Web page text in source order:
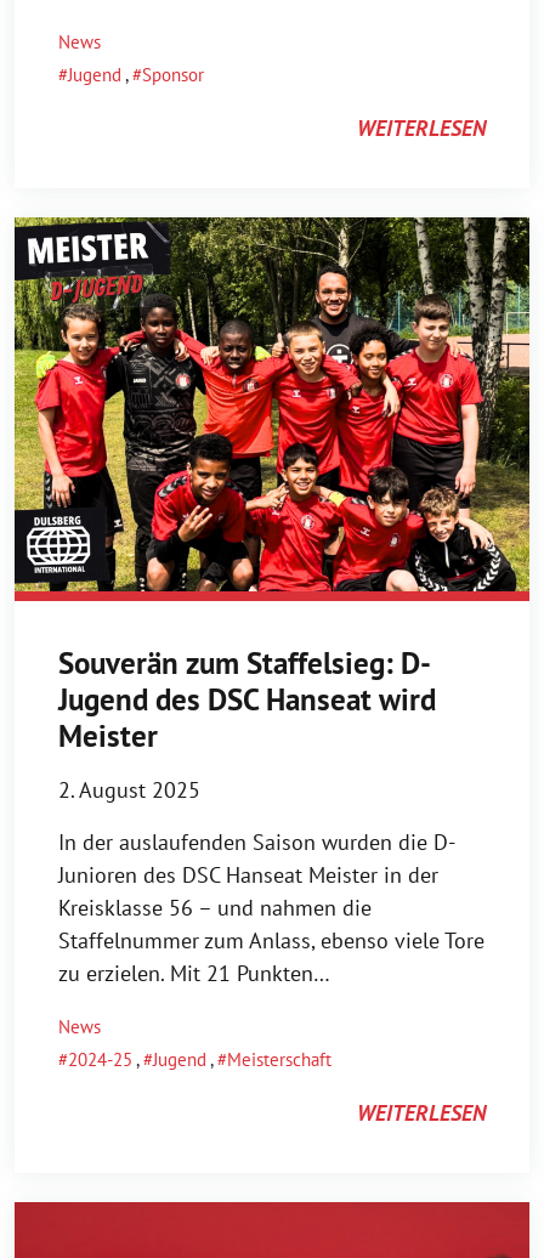
News
Jugend , Sponsor
WEITERLESEN
Souverän zum Staffelsieg: D-
Jugend des DSC Hanseat wird
Meister
2. August 2025
In der auslaufenden Saison wurden die D-
Junioren des DSC Hanseat Meister in der
Kreisklasse 56 – und nahmen die
Staffelnummer zum Anlass, ebenso viele Tore
zu erzielen. Mit 21 Punkten…
News
2024-25 , Jugend , Meisterschaft
WEITERLESEN